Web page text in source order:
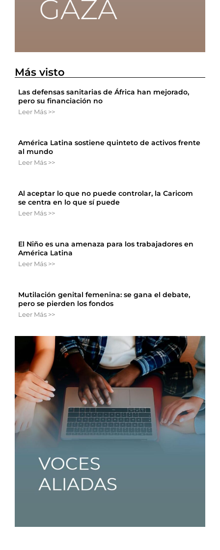
Más visto
Las defensas sanitarias de África han mejorado,
pero su financiación no
Leer Más >>
América Latina sostiene quinteto de activos frente
al mundo
Leer Más >>
Al aceptar lo que no puede controlar, la Caricom
se centra en lo que sí puede
Leer Más >>
El Niño es una amenaza para los trabajadores en
América Latina
Leer Más >>
Mutilación genital femenina: se gana el debate,
pero se pierden los fondos
Leer Más >>